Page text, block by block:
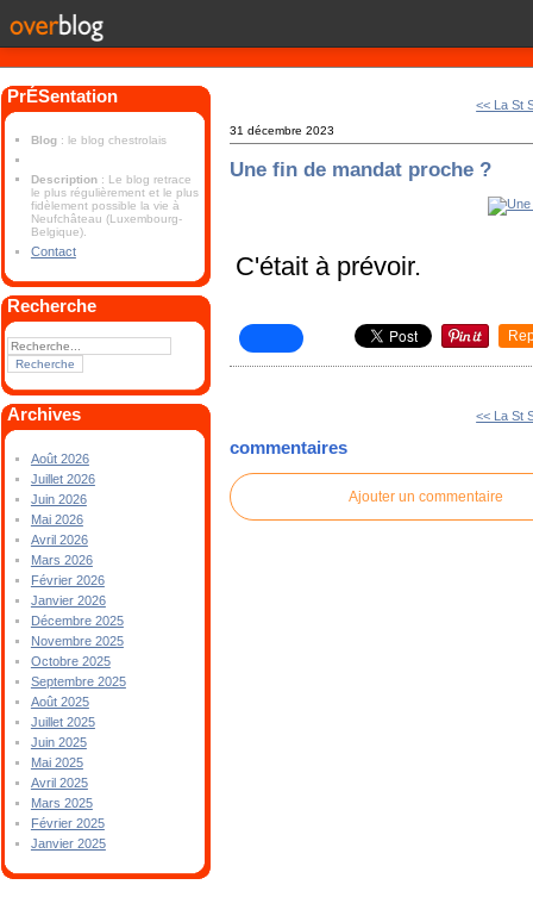
PrÉSentation
Blog : le blog chestrolais
Description : Le blog retrace
le plus régulièrement et le plus
fidèlement possible la vie à
Neufchâteau (Luxembourg-
Belgique).
Contact
Recherche
Archives
Août 2026
Juillet 2026
Juin 2026
Mai 2026
Avril 2026
Mars 2026
Février 2026
Janvier 2026
Décembre 2025
Novembre 2025
Octobre 2025
Septembre 2025
Août 2025
Juillet 2025
Juin 2025
Mai 2025
Avril 2025
Mars 2025
Février 2025
Janvier 2025
<< La St
31 décembre 2023
Une fin de mandat proche ?
C'était à prévoir.
<< La St
commentaires
Ajouter un commentaire